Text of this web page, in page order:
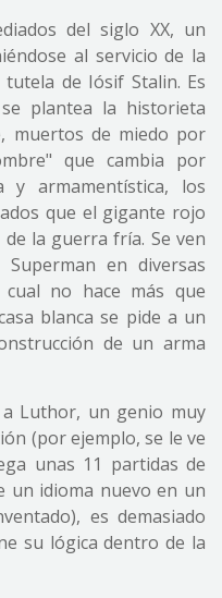
del siglo XX, un
al servicio de la
de Iósif Stalin. Es
plantea la historieta
muertos de miedo por
que cambia por
y armamentística, los
que el gigante rojo
la guerra fría. Se ven
en diversas
cual no hace más que
blanca se pide a un
de un arma
Luthor, un genio muy
(por ejemplo, se le ve
unas 11 partidas de
un idioma nuevo en un
es demasiado
su lógica dentro de la